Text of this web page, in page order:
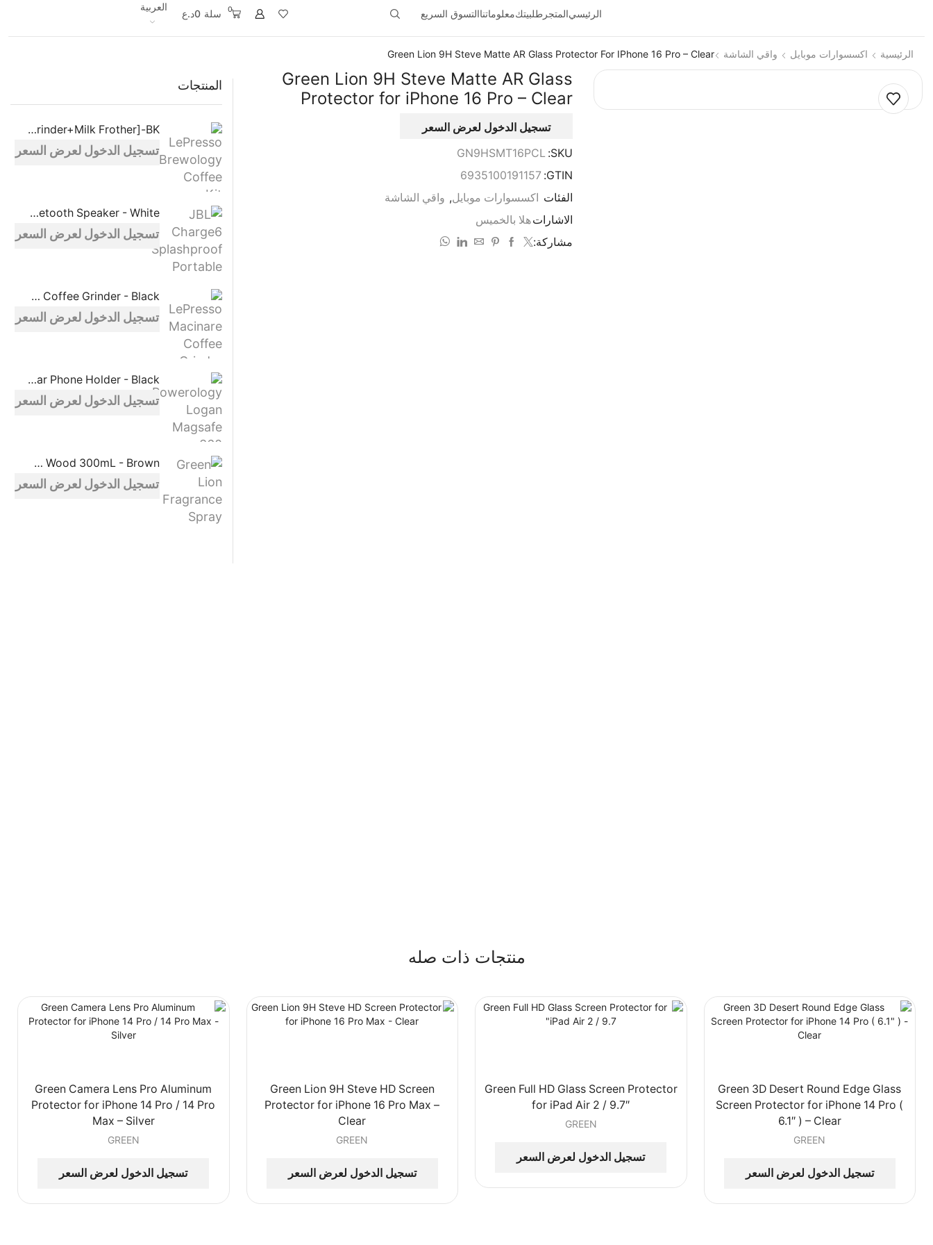
الرئيسيالمتجر طلبيتكمعلوماتناالتسوق السريع 0 سلة 0د.ع
العربية
الرئيسية اكسسوارات موبايل واقي الشاشة Green Lion 9H Steve Matte AR Glass Protector For IPhone 16 Pro – Clear
Green Lion 9H Steve Matte AR Glass
Protector for iPhone 16 Pro – Clear
تسجيل الدخول لعرض السعر
SKU:
GN9HSMT16PCL
GTIN:
6935100191157
الفئات اكسسوارات موبايل, واقي الشاشة
الاشاراتهلا بالخميس
مشاركة:
المنتجات
LePresso Brewology Coffee Kit [Espresso Maker+Rechargeable Grinder+Milk Frother]-BK
تسجيل الدخول لعرض السعر
JBL Charge6 Splashproof Portable Bluetooth Speaker - White
تسجيل الدخول لعرض السعر
LePresso Macinare Coffee Grinder - Black
تسجيل الدخول لعرض السعر
Powerology Logan Magsafe 360 Degree Rotation Head Car Phone Holder - Black
تسجيل الدخول لعرض السعر
Green Lion Fragrance Spray Oud Wood 300mL - Brown
تسجيل الدخول لعرض السعر
منتجات ذات صله
Green 3D Desert Round Edge Glass
Screen Protector for iPhone 14 Pro (
6.1″ ) – Clear
GREEN
تسجيل الدخول لعرض السعر
Green Full HD Glass Screen Protector
for iPad Air 2 / 9.7″
GREEN
تسجيل الدخول لعرض السعر
Green Lion 9H Steve HD Screen
Protector for iPhone 16 Pro Max –
Clear
GREEN
تسجيل الدخول لعرض السعر
Green Camera Lens Pro Aluminum
Protector for iPhone 14 Pro / 14 Pro
Max – Silver
GREEN
تسجيل الدخول لعرض السعر